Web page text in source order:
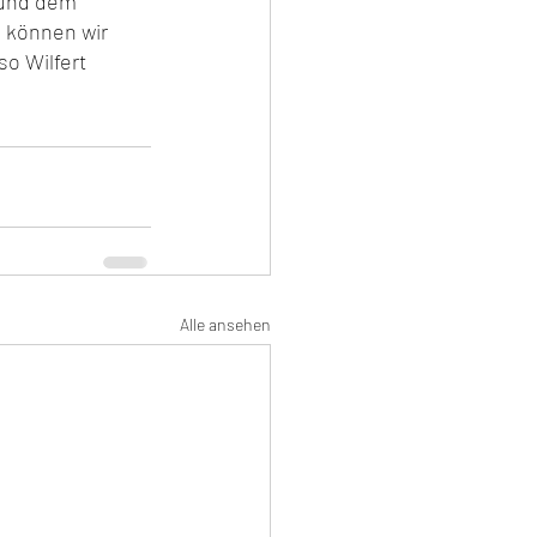
können wir
Wilfert
Alle ansehen